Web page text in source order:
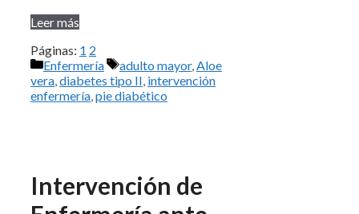
Leer más
Páginas: 1 2
Categorías
Enfermería Etiquetas
adulto mayor,Aloe
vera,diabetes tipo II, intervención
enfermería,pie diabético
Intervención de